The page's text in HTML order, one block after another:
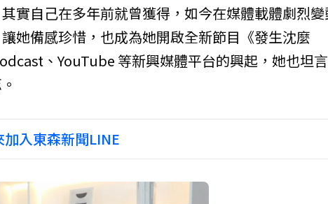
實自己在多年前就曾獲得，如今在媒體載體劇烈
她備感珍惜，也成為她開啟全新節目《發生沈麼
、YouTube 等新興媒體平台的興起，她也坦
入東森新聞LINE